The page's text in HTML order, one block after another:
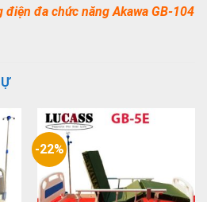
điện đa chức năng Akawa GB-104
-22%